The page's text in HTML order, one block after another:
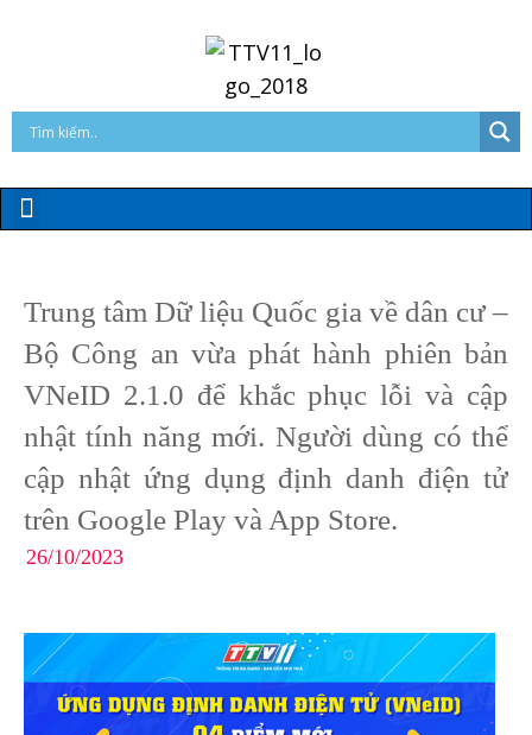
Trung tâm Dữ liệu Quốc gia về dân cư –
Bộ Công an vừa phát hành phiên bản
VNeID 2.1.0 để khắc phục lỗi và cập
nhật tính năng mới. Người dùng có thể
cập nhật ứng dụng định danh điện tử
trên Google Play và App Store.
26/10/2023